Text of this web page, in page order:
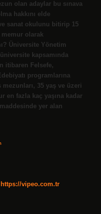
olan adaylar bu sınava
hakkını elde
sanat okulunu bitirip 15
olarak
Üniversite Yönetim
kapsamında
itibaren Felsefe,
programlarına
35 yaş ve üzeri
en fazla kaç yaşına kadar
yer alan
https://vipeo.com.tr